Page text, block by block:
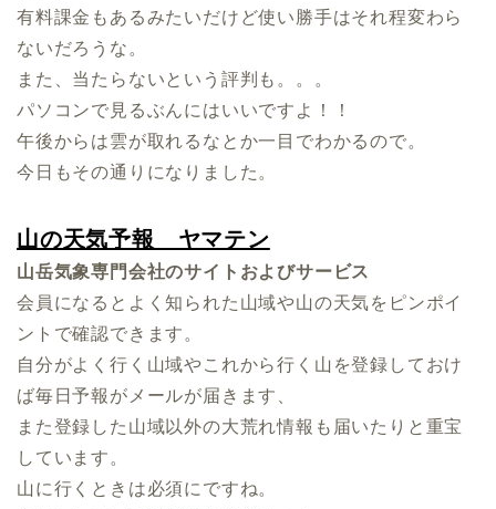
有料課金もあるみたいだけど使い勝手はそれ程変わら
ないだろうな。
また、当たらないという評判も。。。
パソコンで見るぶんにはいいですよ！！
午後からは雲が取れるなとか一目でわかるので。
今日もその通りになりました。
山の天気予報 ヤマテン
山岳気象専門会社のサイトおよびサービス
会員になるとよく知られた山域や山の天気をピンポイ
ントで確認できます。
自分がよく行く山域やこれから行く山を登録しておけ
ば毎日予報がメールが届きます、
また登録した山域以外の大荒れ情報も届いたりと重宝
しています。
山に行くときは必須にですね。